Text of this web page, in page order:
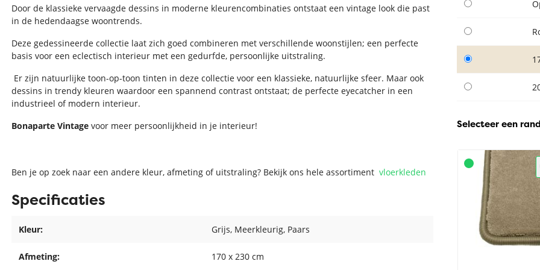
Selecteer een
Door de klassieke vervaagde dessins in moderne kleurencombinaties ontstaat een vintage look die past
in de hedendaagse woontrends.
Deze gedessineerde collectie laat zich goed combineren met verschillende woonstijlen; een perfecte
basis voor een eclectisch interieur met een gedurfde, persoonlijke uitstraling.
Er zijn natuurlijke toon-op-toon tinten in deze collectie voor een klassieke, natuurlijke sfeer. Maar ook
dessins in trendy kleuren waardoor een spannend contrast ontstaat; de perfecte eyecatcher in een
industrieel of modern interieur.
Bonaparte Vintage voor meer persoonlijkheid in je interieur!
Ben je op zoek naar een andere kleur, afmeting of uitstraling? Bekijk ons hele assortimentvloerkleden
Specificaties
Kleur: Grijs, Meerkleurig, Paars
Afmeting: 170 x 230 cm